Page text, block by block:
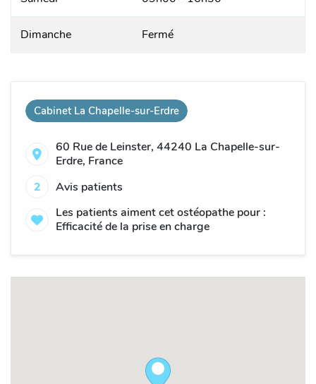
Cabinet La Chapelle-sur-Erdre
60 Rue de Leinster, 44240 La Chapelle-sur-
Erdre, France
2
Avis patients
Les patients aiment cet ostéopathe pour :
Efficacité de la prise en charge
Dimanche Fermé